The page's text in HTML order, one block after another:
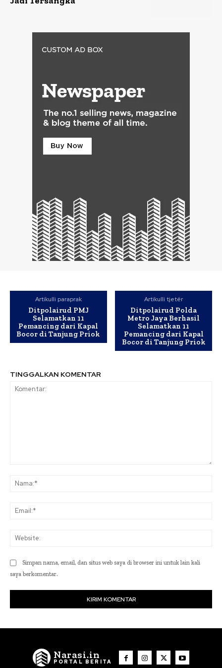
Artikulli paraprak
Ditpolairud PMJ
Selamatkan 11
Pemancing dari Kapal
Bocor di Tanjung Priok
Artikulli tjetër
Ditpolairud Polda
Metro Jaya Berhasil
Selamatkan 11
Pemancing dari Kapal
Bocor di Tanjung Priok
TINGGALKAN KOMENTAR
Simpan nama, email, dan situs web saya di browser ini untuk lain kali
saya berkomentar.
Narasi.in
PORTAL BERITA